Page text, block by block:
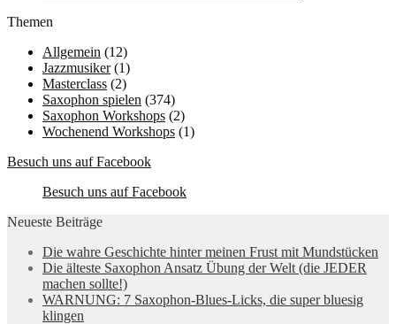
Themen
Allgemein (12)
Jazzmusiker(1)
Masterclass (2)
Saxophon spielen (374)
Saxophon Workshops (2)
Wochenend Workshops (1)
Besuch uns auf Facebook
Besuch uns auf Facebook
Neueste Beiträge
Die wahre Geschichte hinter meinen Frust mit Mundstücken
Die älteste Saxophon Ansatz Übung der Welt (die JEDER
machen sollte!)
WARNUNG: 7 Saxophon-Blues-Licks, die super bluesig
klingen